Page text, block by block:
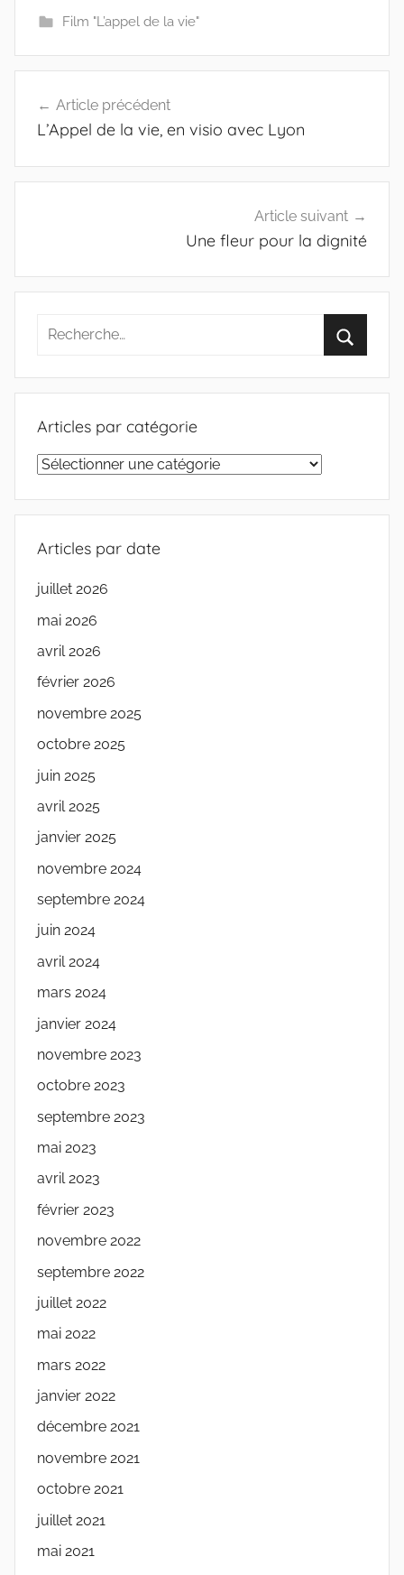
Film "L’appel de la vie"
de
Article précédent
L’Appel de la vie, en visio avec Lyon
Article suivant
Une fleur pour la dignité
Articles par catégorie
Articles
catégorie
Articles par date
juillet 2026
mai 2026
avril 2026
février 2026
novembre 2025
octobre 2025
juin 2025
avril 2025
janvier 2025
novembre 2024
septembre 2024
juin 2024
avril 2024
mars 2024
janvier 2024
novembre 2023
octobre 2023
septembre 2023
mai 2023
avril 2023
février 2023
novembre 2022
septembre 2022
juillet 2022
mai 2022
mars 2022
janvier 2022
décembre 2021
novembre 2021
octobre 2021
juillet 2021
mai 2021